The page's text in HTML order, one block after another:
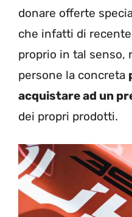
donare offerte
che infatti di
proprio in tal senso,
persone la concreta
acquistare ad un
dei propri prodotti.